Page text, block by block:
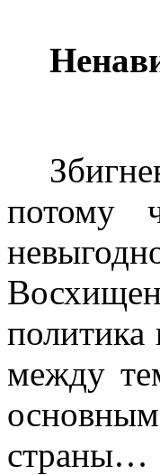
потому
политика
между
страны…